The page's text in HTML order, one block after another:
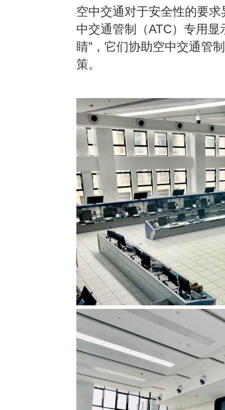
空中交通对于安全性的要
中交通管制（ATC）专用显
睛” ，它们协助空中交通管
策。